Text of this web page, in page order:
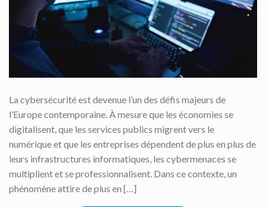
La cybersécurité est devenue l’un des défis majeurs de
l’Europe contemporaine. À mesure que les économies se
digitalisent, que les services publics migrent vers le
numérique et que les entreprises dépendent de plus en plus de
leurs infrastructures informatiques, les cybermenaces se
multiplient et se professionnalisent. Dans ce contexte, un
phénomène attire de plus en […]